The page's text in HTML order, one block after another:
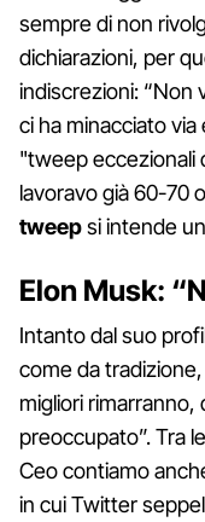
sempre di non
dichiarazioni, per
indiscrezioni: “Non
ci ha minacciato
"tweep eccezionali
lavoravo già 60-70
tweepsi intende
Elon Musk:
Intanto dal suo
come da
migliori
preoccupato”. Tra
Ceo contiamo
in cui Twitter